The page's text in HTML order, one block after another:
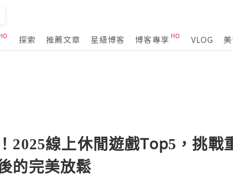
探索 推薦文章 星級博客 博客專享 VLOG
2025線上休閒遊戲Top5，挑戰
的完美放鬆